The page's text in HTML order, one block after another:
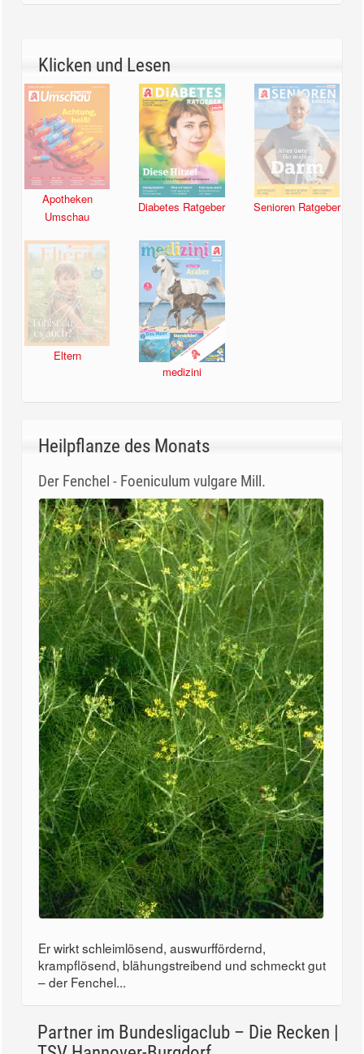
Klicken und Lesen
Apotheken
Umschau
Diabetes Ratgeber Senioren Ratgeber
Eltern
medizini
Heilpflanze des Monats
Der Fenchel - Foeniculum vulgare Mill.
Er wirkt schleimlösend, auswurffördernd,
krampflösend, blähungstreibend und schmeckt gut
– der Fenchel...
Partner im Bundesligaclub – Die Recken |